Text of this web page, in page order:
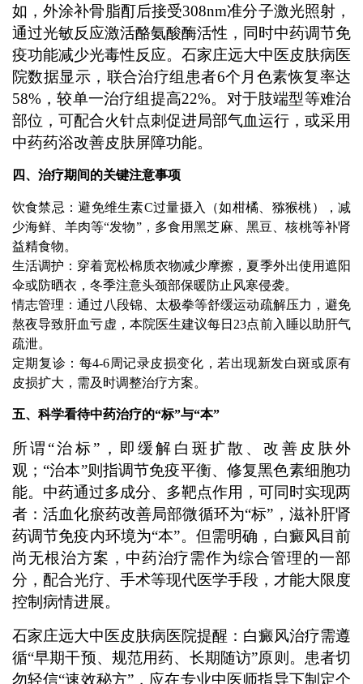
如，外涂补骨脂酊后接受308nm准分子激光照射，
通过光敏反应激活酪氨酸酶活性，同时中药调节免
疫功能减少光毒性反应。石家庄远大中医皮肤病医
院数据显示，联合治疗组患者6个月色素恢复率达
58%，较单一治疗组提高22%。对于肢端型等难治
部位，可配合火针点刺促进局部气血运行，或采用
中药药浴改善皮肤屏障功能。
四、治疗期间的关键注意事项
饮食禁忌：避免维生素C过量摄入（如柑橘、猕猴桃），减
少海鲜、羊肉等“发物”，多食用黑芝麻、黑豆、核桃等补肾
益精食物。
生活调护：穿着宽松棉质衣物减少摩擦，夏季外出使用遮阳
伞或防晒衣，冬季注意头颈部保暖防止风寒侵袭。
情志管理：通过八段锦、太极拳等舒缓运动疏解压力，避免
熬夜导致肝血亏虚，本院医生建议每日23点前入睡以助肝气
疏泄。
定期复诊：每4-6周记录皮损变化，若出现新发白斑或原有
皮损扩大，需及时调整治疗方案。
五、科学看待中药治疗的“标”与“本”
所谓“治标”，即缓解白斑扩散、改善皮肤外
观；“治本”则指调节免疫平衡、修复黑色素细胞功
能。中药通过多成分、多靶点作用，可同时实现两
者：活血化瘀药改善局部微循环为“标”，滋补肝肾
药调节免疫内环境为“本”。但需明确，白癜风目前
尚无根治方案，中药治疗需作为综合管理的一部
分，配合光疗、手术等现代医学手段，才能大限度
控制病情进展。
石家庄远大中医皮肤病医院提醒：白癜风治疗需遵
循“早期干预、规范用药、长期随访”原则。患者切
勿轻信“速效秘方”，应在专业中医师指导下制定个